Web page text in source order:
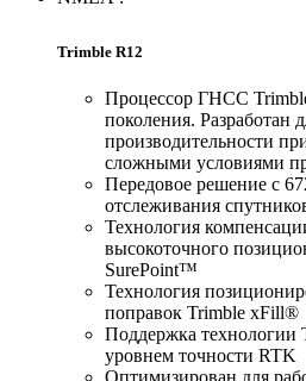
Trimble R12
Процессор ГНСС
поколения. Разработан
производительности
сложными условиями
Передовое решение с
отслеживания
Технология
высокоточного
SurePoint™
Технология
поправок Trimble xFill®
Поддержка технологии
уровнем точности RTK
Оптимизирован для